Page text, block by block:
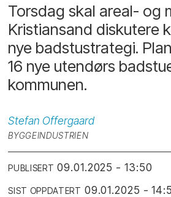
Torsdag skal areal- og
Kristiansand diskutere
nye badstustrategi.
16 nye utendørs
kommunen.
Stefan Offergaard
BYGGEINDUSTRIEN
PUBLISERT 09.01.2025 - 13:50
SIST OPPDATERT 09.01.2025 -